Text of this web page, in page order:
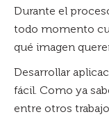
Durante el
todo momento
qué imagen
Desarrollar
fácil. Como ya
entre otros